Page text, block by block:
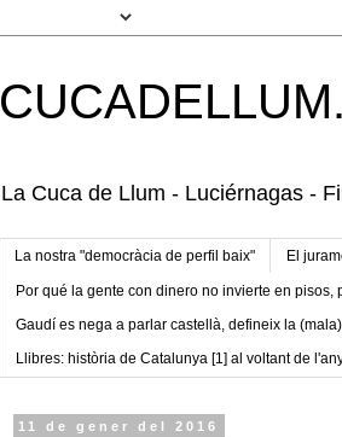
La Cuca de Llum - Luciérnagas -
La nostra "democràcia de perfil baix" El
Por qué la gente con dinero no invierte en pisos,
Gaudí es nega a parlar castellà, defineix la
Llibres: història de Catalunya [1] al voltant de
11 de gener del 2016